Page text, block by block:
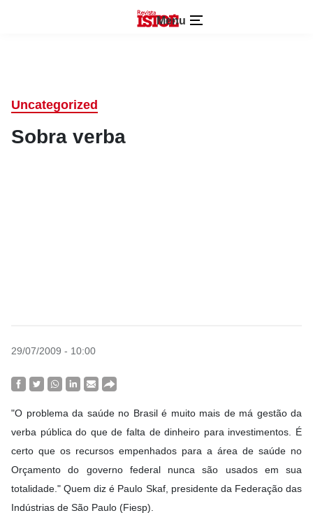
Menu
Uncategorized
Sobra verba
29/07/2009 - 10:00
"O problema da saúde no Brasil é muito mais de má gestão da
verba pública do que de falta de dinheiro para investimentos. É
certo que os recursos empenhados para a área de saúde no
Orçamento do governo federal nunca são usados em sua
totalidade." Quem diz é Paulo Skaf, presidente da Federação das
Indústrias de São Paulo (Fiesp).